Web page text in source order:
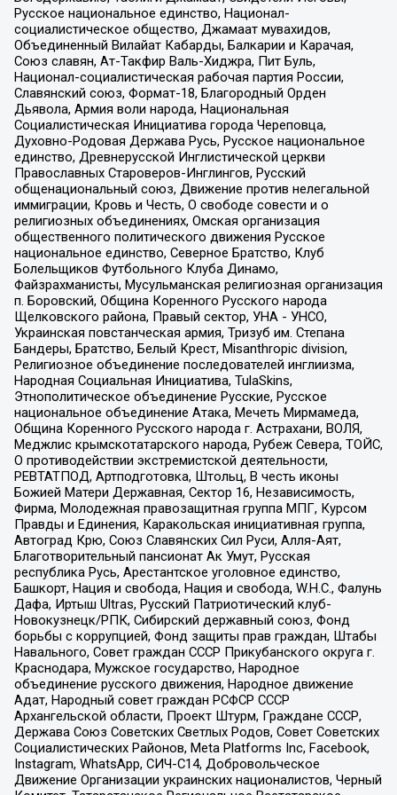
Русское национальное единство, Национал-
социалистическое общество, Джамаат мувахидов,
Объединенный Вилайат Кабарды, Балкарии и Карачая,
Союз славян, Ат-Такфир Валь-Хиджра, Пит Буль,
Национал-социалистическая рабочая партия России,
Славянский союз, Формат-18, Благородный Орден
Дьявола, Армия воли народа, Национальная
Социалистическая Инициатива города Череповца,
Духовно-Родовая Держава Русь, Русское национальное
единство, Древнерусской Инглистической церкви
Православных Староверов-Инглингов, Русский
общенациональный союз, Движение против нелегальной
иммиграции, Кровь и Честь, О свободе совести и о
религиозных объединениях, Омская организация
общественного политического движения Русское
национальное единство, Северное Братство, Клуб
Болельщиков Футбольного Клуба Динамо,
Файзрахманисты, Мусульманская религиозная организация
п. Боровский, Община Коренного Русского народа
Щелковского района, Правый сектор, УНА - УНСО,
Украинская повстанческая армия, Тризуб им. Степана
Бандеры, Братство, Белый Крест, Misanthropic division,
Религиозное объединение последователей инглиизма,
Народная Социальная Инициатива, TulaSkins,
Этнополитическое объединение Русские, Русское
национальное объединение Атака, Мечеть Мирмамеда,
Община Коренного Русского народа г. Астрахани, ВОЛЯ,
Меджлис крымскотатарского народа, Рубеж Севера, ТОЙС,
О противодействии экстремистской деятельности,
РЕВТАТПОД, Артподготовка, Штольц, В честь иконы
Божией Матери Державная, Сектор 16, Независимость,
Фирма, Молодежная правозащитная группа МПГ, Курсом
Правды и Единения, Каракольская инициативная группа,
Автоград Крю, Союз Славянских Сил Руси, Алля-Аят,
Благотворительный пансионат Ак Умут, Русская
республика Русь, Арестантское уголовное единство,
Башкорт, Нация и свобода, Нация и свобода, W.H.С., Фалунь
Дафа, Иртыш Ultras, Русский Патриотический клуб-
Новокузнецк/РПК, Сибирский державный союз, Фонд
борьбы с коррупцией, Фонд защиты прав граждан, Штабы
Навального, Совет граждан СССР Прикубанского округа г.
Краснодара, Мужское государство, Народное
объединение русского движения, Народное движение
Адат, Народный совет граждан РСФСР СССР
Архангельской области, Проект Штурм, Граждане СССР,
Держава Союз Советских Светлых Родов, Совет Советских
Социалистических Районов, Meta Platforms Inc, Facebook,
Instagram, WhatsApp, СИЧ-С14, Добровольческое
Движение Организации украинских националистов, Черный